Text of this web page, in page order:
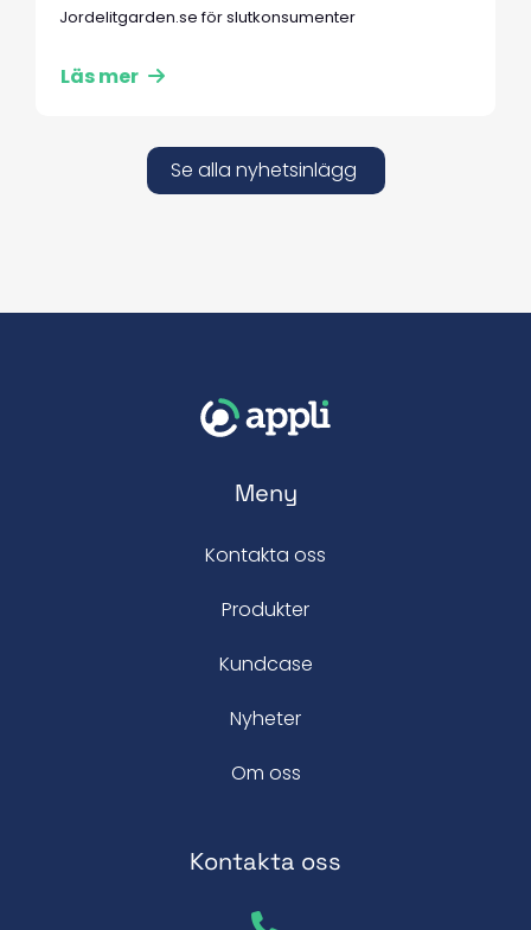
Jordelitgarden.se för slutkonsumenter
Läs mer
Se alla nyhetsinlägg
Meny
Kontakta oss
Produkter
Kundcase
Nyheter
Om oss
Kontakta oss